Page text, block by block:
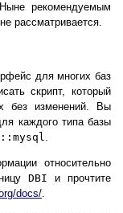
рекомендуемым
рассматривается.
для многих баз
скрипт, который
без изменений. Вы
каждого типа базы
.
относительно
DBI и прочтите
docs/.